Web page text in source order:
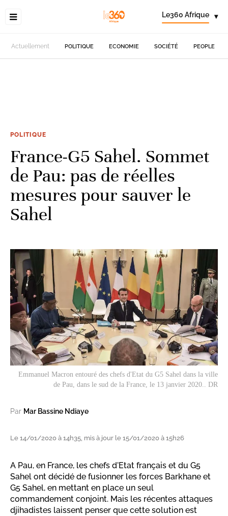
Le360 Afrique ▾
Actuellement POLITIQUE ECONOMIE SOCIÉTÉ PEOPLE
POLITIQUE
France-G5 Sahel. Sommet
de Pau: pas de réelles
mesures pour sauver le
Sahel
Emmanuel Macron entouré des chefs d'Etat du G5 Sahel dans la ville
de Pau, dans le sud de la France, le 13 janvier 2020.. DR
Par Mar Bassine Ndiaye
Le 14/01/2020 à 14h35, mis à jour le 15/01/2020 à 15h26
A Pau, en France, les chefs d'Etat français et du G5
Sahel ont décidé de fusionner les forces Barkhane et
G5 Sahel, en mettant en place un seul
commandement conjoint. Mais les récentes attaques
djihadistes laissent penser que cette solution est